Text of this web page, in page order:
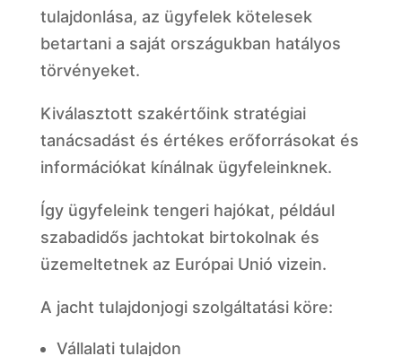
tulajdonlása, az ügyfelek kötelesek
betartani a saját országukban hatályos
törvényeket.
Kiválasztott szakértőink stratégiai
tanácsadást és értékes erőforrásokat és
információkat kínálnak ügyfeleinknek.
Így ügyfeleink tengeri hajókat, például
szabadidős jachtokat birtokolnak és
üzemeltetnek az Európai Unió vizein.
A jacht tulajdonjogi szolgáltatási köre:
Vállalati tulajdon